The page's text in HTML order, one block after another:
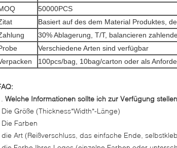
50000PCS
Basiert auf des dem Material Produktes,
30% Ablagerung, T/T, balancieren
Verschiedene Arten sind verfügbar
100pcs/bag, 10bag/carton oder als
Welche Informationen sollte ich zur Verfügung
Die Größe (Thickness*Width*-Länge)
Die Farben
die Art (Reißverschluss, das einfache Ende,